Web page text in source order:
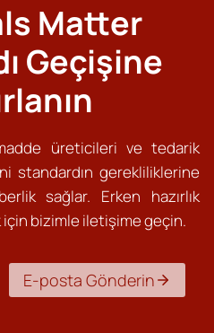
Matter
Geçişine
üreticileri ve tedarik
standardın gerekliliklerine
sağlar. Erken hazırlık
için bizimle iletişime geçin.
E-posta Gönderin